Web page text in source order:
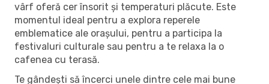
vârf oferă cer însorit și temperaturi plăcute. Este
momentul ideal pentru a explora reperele
emblematice ale orașului, pentru a participa la
festivaluri culturale sau pentru a te relaxa la o
cafenea cu terasă.
Te gândești să încerci unele dintre cele mai bune